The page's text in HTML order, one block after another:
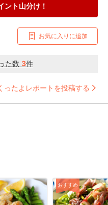
ント山分け！
お気に入りに追加
た数 3件
ったよレポートを投稿する
おすすめ